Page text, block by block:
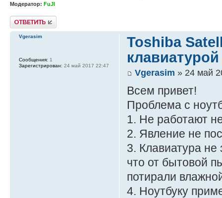
Модератор: FuJI
Ответить
Toshiba
клавиатурой
Vgerasim » 24 май
Всем привет!
Проблема с
1. Не работают
2. Явление не
3. Клавиатура не
что от бытовой
потирали
4. Ноутбуку
Vgerasim
Сообщения: 1
Зарегистрирован: 24 май 2017 22:47